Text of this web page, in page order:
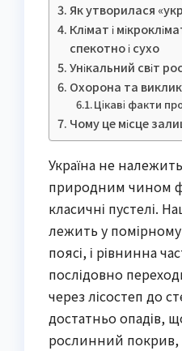
Як утворилася
Клімат і
спекотно і сухо
Унікальний світ
Охорона та
Цікаві факти
Чому це місце
Україна не
природним чином
класичні пустелі.
лежить у
поясі, і рівнинна
послідовно
через лісостеп до
достатньо опадів,
рослинний покрив,